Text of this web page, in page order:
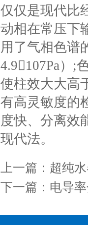
仅仅是现代比
动相在常压下
用了气相色谱
4.9107Pa）;
使柱效大大高
有高灵敏度的
度快、分离效
现代法。
上一篇： 超纯
下一篇： 电导